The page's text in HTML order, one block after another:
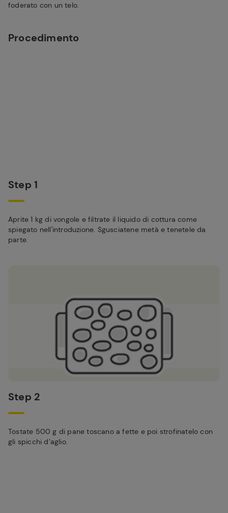
foderato con un telo.
Procedimento
Step 1
Aprite 1 kg di vongole e filtrate il liquido di cottura come
spiegato nell'introduzione. Sgusciatene metà e tenetele da
parte.
Step 2
Tostate 500 g di pane toscano a fette e poi strofinatelo con
gli spicchi d’aglio.